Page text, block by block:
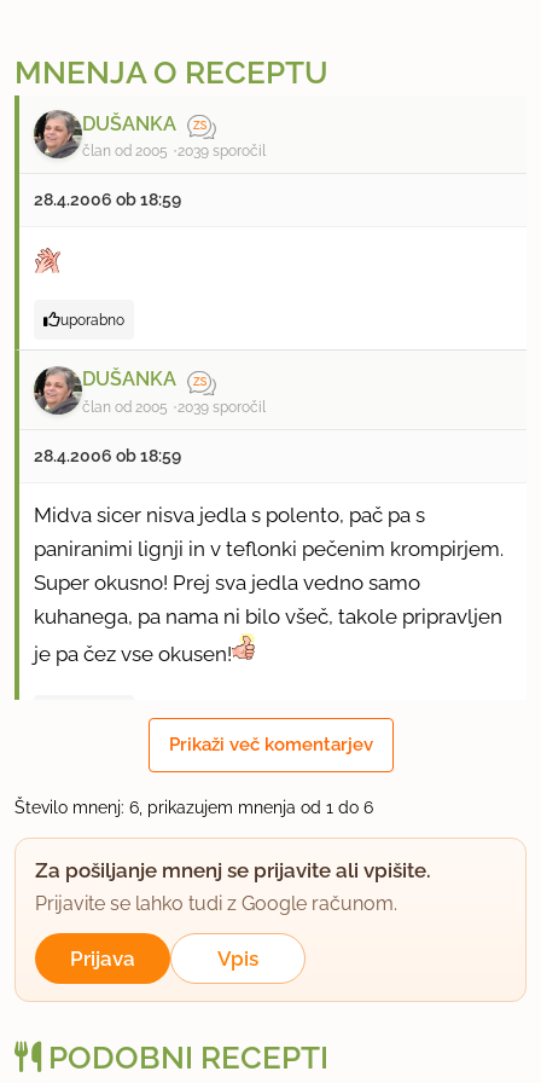
MNENJA O RECEPTU
DUŠANKA
član od 2005 2039 sporočil
28.4.2006 ob 18:59
uporabno
DUŠANKA
član od 2005 2039 sporočil
28.4.2006 ob 18:59
Midva sicer nisva jedla s polento, pač pa s
paniranimi lignji in v teflonki pečenim krompirjem.
Super okusno! Prej sva jedla vedno samo
kuhanega, pa nama ni bilo všeč, takole pripravljen
je pa čez vse okusen!
macadamia
član od 2007 217 sporočil
Koromača ne jem, me pa zanima, kaj so tisti
obročki poleg?!?
uporabno
majamarko
Prikaži več komentarjev
Število mnenj: 6, prikazujem mnenja od 1 do 6
Za pošiljanje mnenj se prijavite ali vpišite.
Prijavite se lahko tudi z Google računom.
Prijava Vpis
PODOBNI RECEPTI